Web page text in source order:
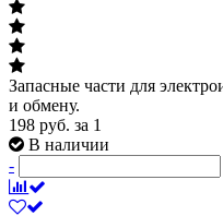
Запасные части для
и обмену.
198 руб. за 1
В наличии
-